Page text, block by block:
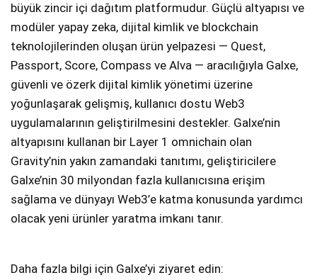
büyük zincir içi dağıtım platformudur. Güçlü altyapısı ve
modüler yapay zeka, dijital kimlik ve blockchain
teknolojilerinden oluşan ürün yelpazesi — Quest,
Passport, Score, Compass ve Alva — aracılığıyla Galxe,
güvenli ve özerk dijital kimlik yönetimi üzerine
yoğunlaşarak gelişmiş, kullanıcı dostu Web3
uygulamalarının geliştirilmesini destekler. Galxe’nin
altyapısını kullanan bir Layer 1 omnichain olan
Gravity’nin yakın zamandaki tanıtımı, geliştiricilere
Galxe’nin 30 milyondan fazla kullanıcısına erişim
sağlama ve dünyayı Web3’e katma konusunda yardımcı
olacak yeni ürünler yaratma imkanı tanır.
Daha fazla bilgi için Galxe’yi ziyaret edin: